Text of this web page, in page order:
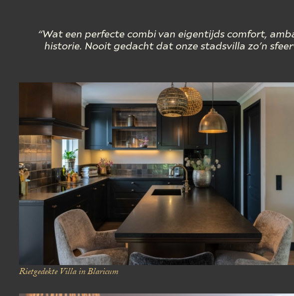
“Wat een perfecte combi van eigentijds comfort,
historie. Nooit gedacht dat onze stadsvilla zo’n
Rietgedekte Villa in Blaricum